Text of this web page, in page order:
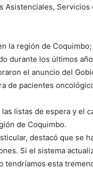
la región de
durante los últimos
el anuncio del
de pacientes
listas de espera y el
de Coquimbo.
destacó que se
Si el sistema
esta